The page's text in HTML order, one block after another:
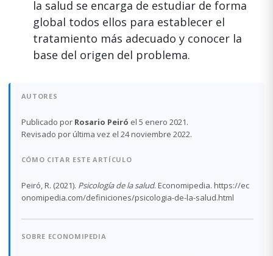
la salud se encarga de estudiar de forma
global todos ellos para establecer el
tratamiento más adecuado y conocer la
base del origen del problema.
AUTORES
Publicado por Rosario Peiró el 5 enero 2021.
Revisado por última vez el 24 noviembre 2022.
CÓMO CITAR ESTE ARTÍCULO
Peiró, R. (2021). Psicología de la salud. Economipedia. https://ec
onomipedia.com/definiciones/psicologia-de-la-salud.html
SOBRE ECONOMIPEDIA